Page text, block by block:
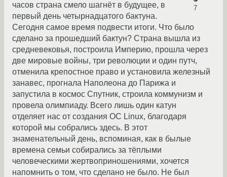
7
часов страна смело шагнёт в будущее, в
первый день четырнадцатого бактуна.
Сегодня самое время подвести итоги. Что было
сделано за прошедший бактун? Страна вышла из
средневековья, построила Империю, прошла через
две мировые войны, три революции и один путч,
отменила крепостное право и установила железный
занавес, прогнала Наполеона до Парижа и
запустила в космос Спутник, строила коммунизм и
провела олимпиаду. Всего лишь один катун
отделяет нас от создания ОС Linux, благодаря
которой мы собрались здесь. В этот
знаменательный день, вспоминая, как в былые
времена семьи собирались за тёплыми
человеческими жертвоприношениями, хочется
напомнить о том, что сделано не было. Не был